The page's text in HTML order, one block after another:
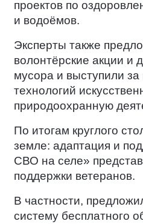
проектов по
и водоёмов.
Эксперты также
волонтёрские акции и
мусора и выступили
технологий
природоохранную
По итогам круглого
земле: адаптация и
СВО на селе»
поддержки ветеранов.
В частности,
систему бесплатного